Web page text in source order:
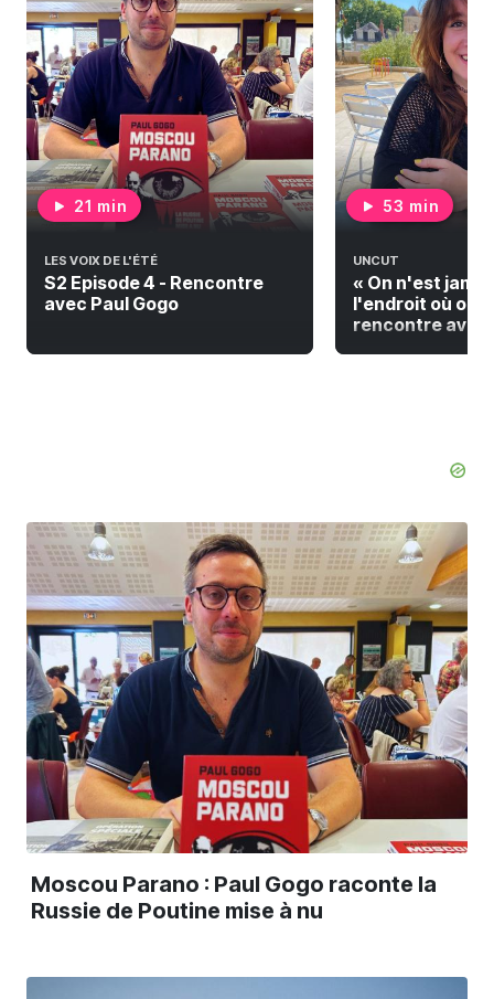
21 min
LES VOIX DE L'ÉTÉ
S2 Episode 4 - Rencontre
avec Paul Gogo
53 min
UNCUT
« On n'est
l'endroit où on
rencontre avec
Moscou Parano : Paul Gogo raconte la
Russie de Poutine mise à nu